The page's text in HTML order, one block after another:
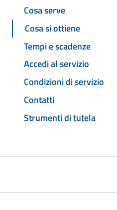
Cosa serve
Cosa si ottiene
Tempi e scadenze
Accedi al servizio
Condizioni di servizio
Contatti
Strumenti di tutela